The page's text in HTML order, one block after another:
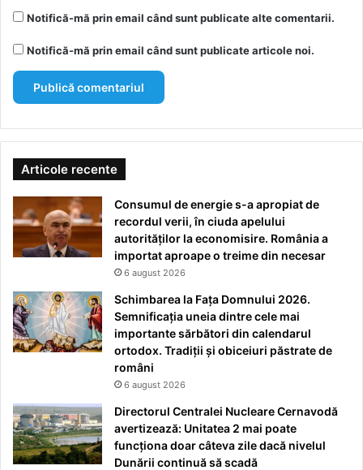
Notifică-mă prin email când sunt publicate alte comentarii.
Notifică-mă prin email când sunt publicate articole noi.
Articole recente
Consumul de energie s-a apropiat de
recordul verii, în ciuda apelului
autorităților la economisire. România a
importat aproape o treime din necesar
6 august 2026
Schimbarea la Fața Domnului 2026.
Semnificația uneia dintre cele mai
importante sărbători din calendarul
ortodox. Tradiții și obiceiuri păstrate de
români
6 august 2026
Directorul Centralei Nucleare Cernavodă
avertizează: Unitatea 2 mai poate
funcționa doar câteva zile dacă nivelul
Dunării continuă să scadă